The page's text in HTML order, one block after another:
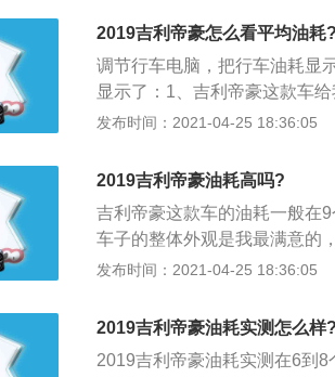
部分额外的油耗是有驾驶员的
是不是虚标了，而是要先排除
在！另外，汽车自带的油耗表
2019吉利帝豪怎么看平均油耗?
调节行车电脑，把行车油耗显
显示了：1、吉利帝豪这款车
及内饰还算可以，配置也不错
款车胎噪比较大，油耗也比较
350，350这车质量是没话说
技的跨级配置，比如说那个
短信都不用再手动输入了，很
得入手。
发布时间：2021-04-25 18:36:05
2019吉利帝豪油耗高吗?
吉利帝豪这款车的油耗一般在
车子的整体外观是我最满意的
新潮的天幕设计，真的是非常
所以才相中它购买它；3、车
都能体现出中国风的元素，让
都出奇的好，完全可以有高挡
发布时间：2021-04-25 18:36:05
2019吉利帝豪油耗实测怎么样?
2019吉利帝豪油耗实测在6到